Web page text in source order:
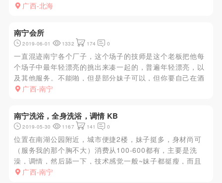
北大长腿，进房间就搂着我宝贝宝贝，瞬间你懂得，水床服
600以上的服务才是...
广西-北海
南宁会所
2019-06-01 1332 174 0
一直混迹南宁各个厂子，这个场子的技师是这个老板把他每
个场子中最年轻漂亮的挑出来凑一起的，普遍年轻漂亮，以
及其他服务。不能啪，但是部分妹子可以，但你要自己在酒
店开个房，绝对质量好服务好。
广西-南宁
南宁洗浴，全身洗浴，调情 KB
2019-05-30 1167 141 0
位置在南湖公园附近，城市便捷2楼，妹子挺多，身材尚可
（服务我的那个胸不大）消费从100-600都有，主要是洗
澡，调情，然后舔一下，技术感觉一般~妹子都挺瘦，而且
人不少，可以挑，环境一般，都是那种红紫灯光，氛围一
广西-南宁